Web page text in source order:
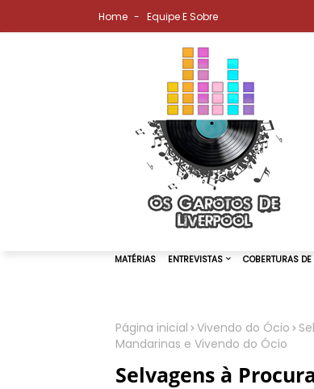
Home Equipe E Sobre
MATÉRIAS ENTREVISTAS
Página inicial Vivendo do Ócio
Mandarinas e Vivendo do Ócio
Selvagens à